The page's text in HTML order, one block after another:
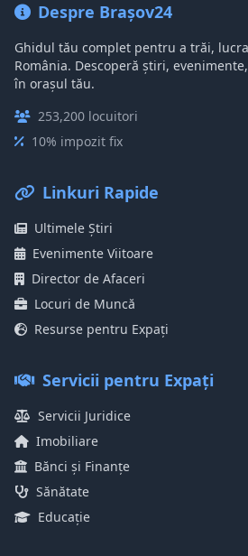
Despre Brașov24
Ghidul tău complet pentru a trăi,
România. Descoperă știri,
în orașul tău.
253,200 locuitori
10% impozit fix
Linkuri Rapide
Ultimele Știri
Evenimente Viitoare
Director de Afaceri
Locuri de Muncă
Resurse pentru Expați
Servicii pentru Expați
Servicii Juridice
Imobiliare
Bănci și Finanțe
Sănătate
Educație